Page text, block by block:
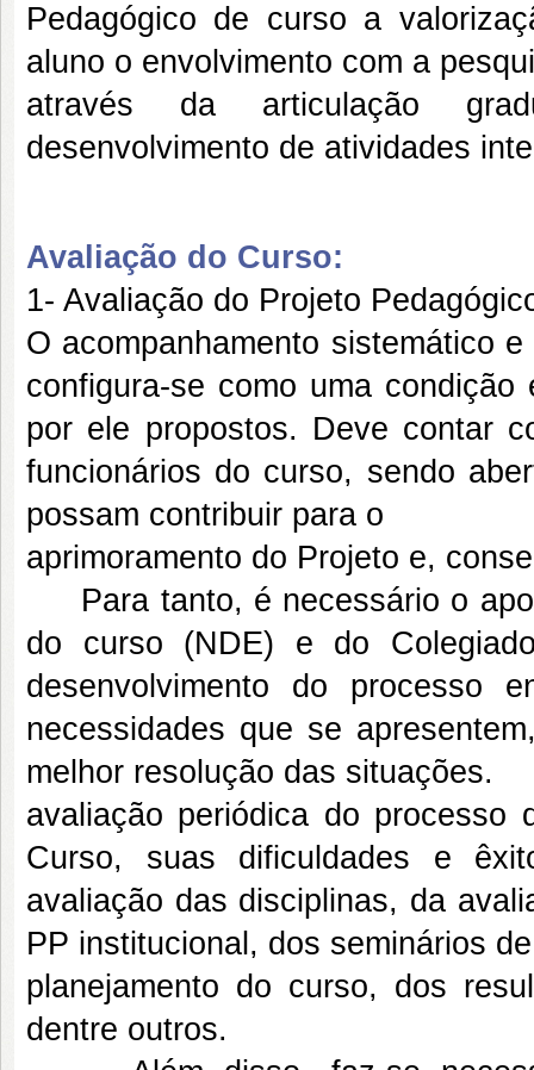
Pedagógico de curso a
aluno o envolvimento com a
através da articulação
desenvolvimento de atividades
Avaliação do Curso:
1- Avaliação do Projeto
O acompanhamento sistemático
configura-se como uma
por ele propostos. Deve contar
funcionários do curso, sendo
possam contribuir para o
aprimoramento do Projeto e,
Para tanto, é necessário o
do curso (NDE) e do
desenvolvimento do processo
necessidades que se
melhor resolução das
avaliação periódica do processo
Curso, suas dificuldades e
avaliação das disciplinas, da
PP institucional, dos seminários
planejamento do curso, dos
dentre outros.